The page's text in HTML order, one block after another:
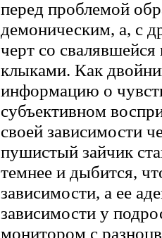
перед проблемой
демоническим, а, с
черт со
клыками. Как
информацию о
субъективном
своей зависимости
пушистый зайчик
темнее и дыбится,
зависимости, а ее
зависимости у
монитором с